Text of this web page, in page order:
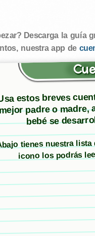
Descarga la guía
nuestra app de
estos breves
padre o madre,
bebé se
tienes nuestra
icono los podrás